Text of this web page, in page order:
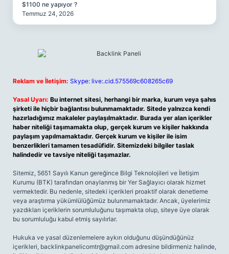
$1100 ne yapıyor ?
Temmuz 24, 2026
Reklam ve İletişim: Skype: live:.cid.575569c608265c69
Yasal Uyarı: Bu internet sitesi, herhangi bir marka, kurum veya şahıs
şirketi ile hiçbir bağlantısı bulunmamaktadır. Sitede yalnızca kendi
hazırladığımız makaleler paylaşılmaktadır. Burada yer alan içerikler
haber niteliği taşımamakta olup, gerçek kurum ve kişiler hakkında
paylaşım yapılmamaktadır. Gerçek kurum ve kişiler ile isim
benzerlikleri tamamen tesadüfidir. Sitemizdeki bilgiler taslak
halindedir ve tavsiye niteliği taşımazlar.
Sitemiz, 5651 Sayılı Kanun gereğince Bilgi Teknolojileri ve İletişim
Kurumu (BTK) tarafından onaylanmış bir Yer Sağlayıcı olarak hizmet
vermektedir. Bu nedenle, sitedeki içerikleri proaktif olarak denetleme
veya araştırma yükümlülüğümüz bulunmamaktadır. Ancak, üyelerimiz
yazdıkları içeriklerin sorumluluğunu taşımakta olup, siteye üye olarak
bu sorumluluğu kabul etmiş sayılırlar.
Hukuka ve yasal düzenlemelere aykırı olduğunu düşündüğünüz
içerikleri, backlinkpanelicomtr@gmail.com adresine bildirmeniz halinde,